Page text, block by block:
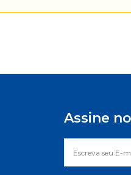
Assine